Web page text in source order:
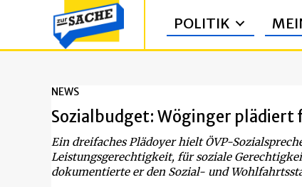
POLITIK
NEWS
Sozialbudget: Wöginger
Ein dreifaches Plädoyer hielt ÖVP-
Leistungsgerechtigkeit, für soziale
dokumentierte er den Sozial- und